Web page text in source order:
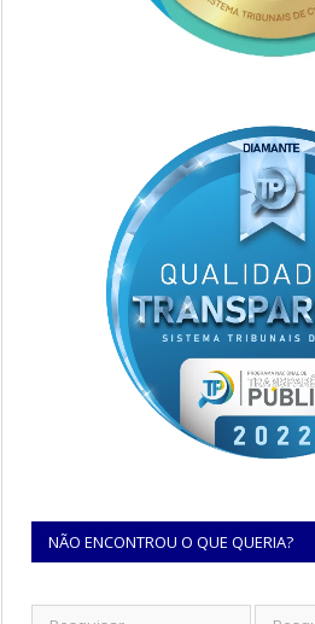
NÃO ENCONTROU O QUE QUERIA?